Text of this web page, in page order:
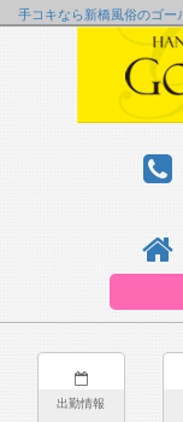
手コキなら新橋風俗のゴー
出勤情報